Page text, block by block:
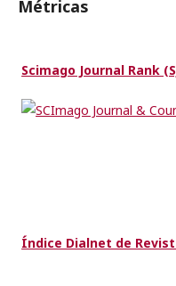
Métricas
Scimago Journal Rank
Índice Dialnet de